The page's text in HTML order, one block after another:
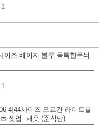
1
이즈 베이지 블루 독특한무늬
1
4]44사이즈 모르간 라이트블
셋업 -새옷 (준식맘)